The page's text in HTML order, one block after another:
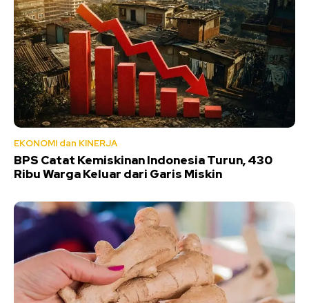
EKONOMI dan KINERJA
BPS Catat Kemiskinan Indonesia Turun, 430
Ribu Warga Keluar dari Garis Miskin